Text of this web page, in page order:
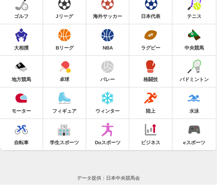
ゴルフ Jリーグ 海外サッカー 日本代表 テニス
大相撲 Bリーグ NBA ラグビー 中央競馬
地方競馬 卓球 バレー 格闘技 バドミントン
モーター フィギュア ウィンター 陸上 水泳
自転車 学生スポーツ Doスポーツ ビジネス eスポーツ
データ提供：日本中央競馬会